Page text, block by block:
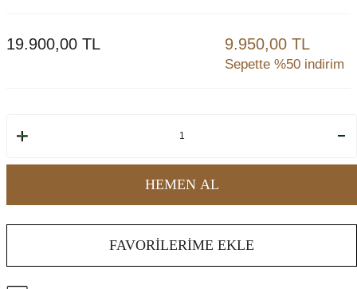
19.900,00 TL 9.950,00 TL
Sepette %50 indirim
HEMEN AL
FAVORILERIME EKLE